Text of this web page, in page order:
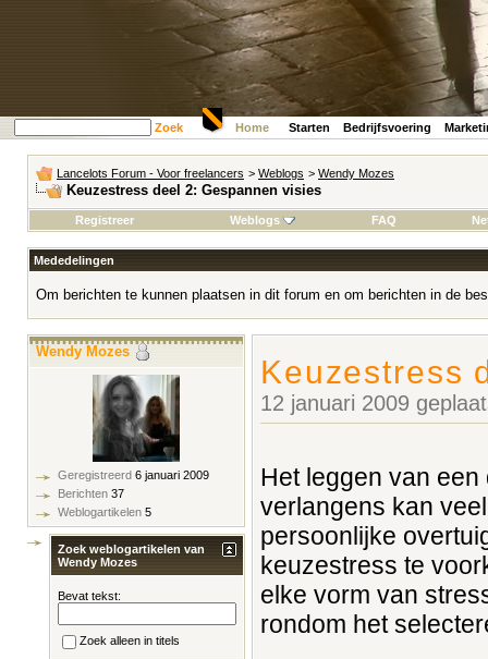
Zoek Home Starten Bedrijfsvoering
Lancelots Forum - Voor freelancers > Weblogs > Wendy Mozes
Keuzestress deel 2: Gespannen visies
Registreer Weblogs FAQ
Mededelingen
Om berichten te kunnen plaatsen in dit forum en om berichten in de
Keuzestress
12 januari 2009
Het leggen van
verlangens kan
persoonlijke
keuzestress te
elke vorm van
rondom het
Wendy Mozes
Geregistreerd 6 januari 2009
Berichten 37
Weblogartikelen 5
Zoek weblogartikelen van
Wendy Mozes
Bevat tekst:
Zoek alleen in titels